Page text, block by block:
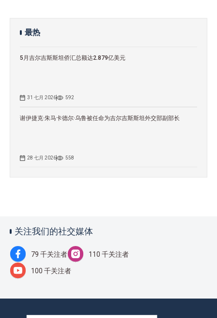
最热
5月吉尔吉斯斯坦侨汇总额达2.879亿美元
31 七月 2026 592
谢伊捷克·朱马卡德尔·乌鲁被任命为吉尔吉斯斯坦外交部副部长
28 七月 2026 558
关注我们的社交媒体
79 千关注者 110 千关注者
100 千关注者